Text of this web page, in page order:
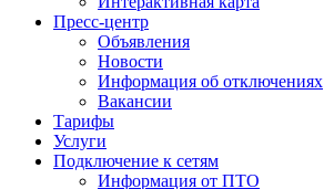
Пресс-центр
Объявления
Новости
Информация об отключениях
Вакансии
Тарифы
Услуги
Подключение к сетям
Информация от ПТО